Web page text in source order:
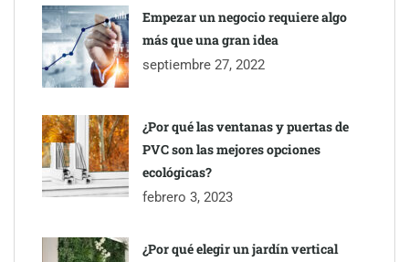
Empezar un negocio requiere algo
más que una gran idea
septiembre 27, 2022
¿Por qué las ventanas y puertas de
PVC son las mejores opciones
ecológicas?
febrero 3, 2023
¿Por qué elegir un jardín vertical